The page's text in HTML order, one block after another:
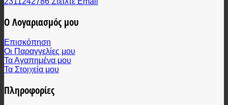
Ο Λογαριασμός μου
Επισκόπηση
Οι Παραγγελίες μου
Τα Αγαπημένα μου
Τα Στοιχεία μου
Πληροφορίες